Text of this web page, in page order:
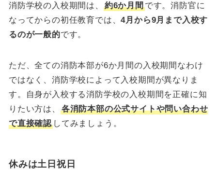
消防学校の入校期間は、 約6か月間です。消防官に
なってからの初任教育では、4月から9月まで入校す
るのが一般的です。
ただ、全ての消防本部が6か月間の入校期間なわけ
ではなく、消防学校によって入校期間が異なりま
す。自身が入校する消防学校の入校期間を正確に知
りたい方は、
各消防本部の公式サイトや問い合わせ
で直接確認してみましょう。
休みは土日祝日